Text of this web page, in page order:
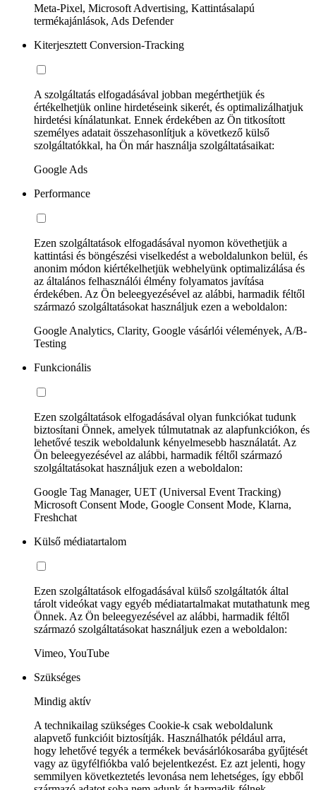
Meta-Pixel, Microsoft Advertising, Kattintásalapú
termékajánlások, Ads Defender
Kiterjesztett Conversion-Tracking
A szolgáltatás elfogadásával jobban megérthetjük és
értékelhetjük online hirdetéseink sikerét, és optimalizálhatjuk
hirdetési kínálatunkat. Ennek érdekében az Ön titkosított
személyes adatait összehasonlítjuk a következő külső
szolgáltatókkal, ha Ön már használja szolgáltatásaikat:
Google Ads
Performance
Ezen szolgáltatások elfogadásával nyomon követhetjük a
kattintási és böngészési viselkedést a weboldalunkon belül, és
anonim módon kiértékelhetjük webhelyünk optimalizálása és
az általános felhasználói élmény folyamatos javítása
érdekében. Az Ön beleegyezésével az alábbi, harmadik féltől
származó szolgáltatásokat használjuk ezen a weboldalon:
Google Analytics, Clarity, Google vásárlói vélemények, A/B-
Testing
Funkcionális
Ezen szolgáltatások elfogadásával olyan funkciókat tudunk
biztosítani Önnek, amelyek túlmutatnak az alapfunkciókon, és
lehetővé teszik weboldalunk kényelmesebb használatát. Az
Ön beleegyezésével az alábbi, harmadik féltől származó
szolgáltatásokat használjuk ezen a weboldalon:
Google Tag Manager, UET (Universal Event Tracking)
Microsoft Consent Mode, Google Consent Mode, Klarna,
Freshchat
Külső médiatartalom
Ezen szolgáltatások elfogadásával külső szolgáltatók által
tárolt videókat vagy egyéb médiatartalmakat mutathatunk meg
Önnek. Az Ön beleegyezésével az alábbi, harmadik féltől
származó szolgáltatásokat használjuk ezen a weboldalon:
Vimeo, YouTube
Szükséges
Mindig aktív
A technikailag szükséges Cookie-k csak weboldalunk
alapvető funkcióit biztosítják. Használhatók például arra,
hogy lehetővé tegyék a termékek bevásárlókosarába gyűjtését
vagy az ügyfélfiókba való bejelentkezést. Ez azt jelenti, hogy
semmilyen következtetés levonása nem lehetséges, így ebből